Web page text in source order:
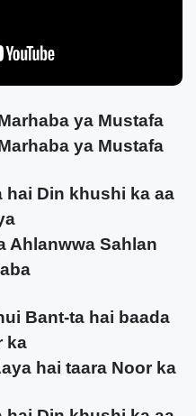
ya Mustafa
ya Mustafa
hai Din khushi ka aa
Ahlanwwa Sahlan
Bant-ta hai baada
ka
hai taara Noor ka